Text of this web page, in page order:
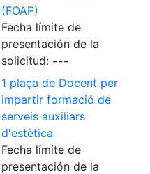
(FOAP)
Fecha límite de
presentación de la
solicitud: ---
1 plaça de Docent per
impartir formació de
serveis auxiliars
d'estètica
Fecha límite de
presentación de la